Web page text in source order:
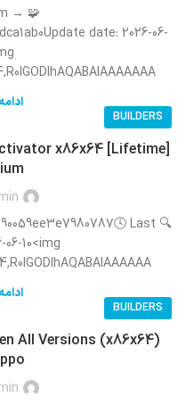
→
date: 2026-06-
BUILDERS
x86x64 [Lifetime]
Last
10<img
BUILDERS
All Versions (x86x64)